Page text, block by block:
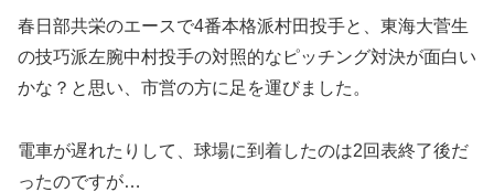
春日部共栄のエースで4番本格派村田投手と、東海大菅生
の技巧派左腕中村投手の対照的なピッチング対決が面白い
かな？と思い、市営の方に足を運びました。
電車が遅れたりして、球場に到着したのは2回表終了後だ
ったのですが…